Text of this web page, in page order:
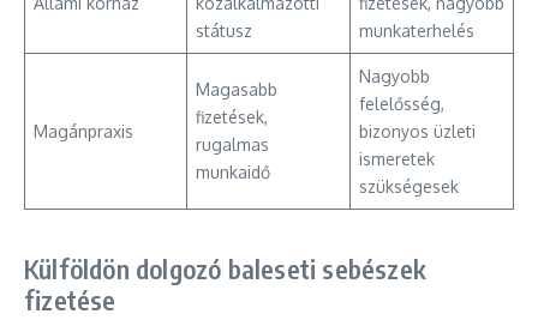
státusz
munkaterhelés
Magánpraxis
Magasabb
fizetések,
rugalmas
munkaidő
Nagyobb
felelősség,
bizonyos üzleti
ismeretek
szükségesek
Külföldön dolgozó baleseti sebészek
fizetése